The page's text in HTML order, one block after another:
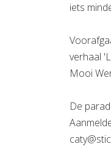
iets
verhaal
Mooi
De